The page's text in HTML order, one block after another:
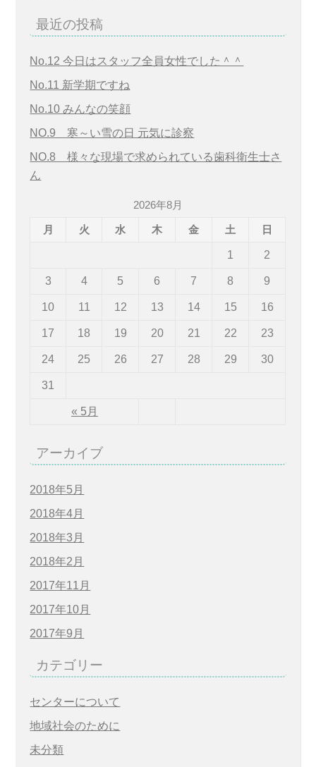
最近の投稿
No.12 今日はスタッフ全員女性でした＾＾
No.11 新学期ですね
No.10 みんなの笑顔
NO.9 寒～い雪の日 元気に診察
NO.8 様々な現場で求められている歯科衛生士さ
ん
2026年8月
月 火 水 木 金 土 日
« 5月
1 2
3 4 5 6 7 8 9
10 11 12 13 14 15 16
17 18 19 20 21 22 23
24 25 26 27 28 29 30
31
アーカイブ
2018年5月
2018年4月
2018年3月
2018年2月
2017年11月
2017年10月
2017年9月
カテゴリー
センターについて
地域社会のために
未分類